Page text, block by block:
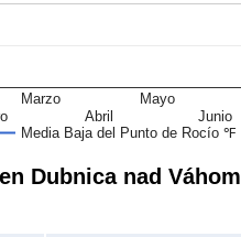
Media Baja del Punto de Rocío ℉
Marzo
Abril
Mayo
Junio
Dubnica nad Váhom